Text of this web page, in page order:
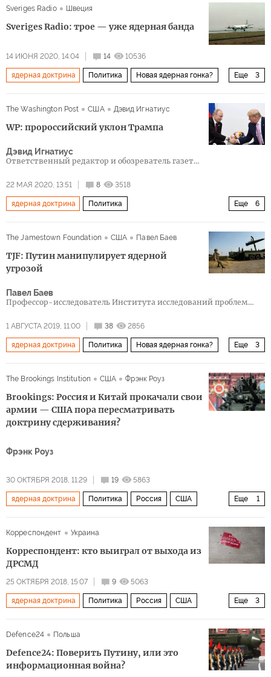
Sveriges Radio Швеция
Sveriges Radio: трое — уже ядерная банда
14 ИЮНЯ 2020, 14:04 14 10536
Еще 3
ядерная доктрина Политика Новая ядерная гонка?
The Washington Post
США Дэвид Игнатиус
WP: пророссийский уклон Трампа
Дэвид Игнатиус
Ответственный редактор и обозреватель газеты
22 МАЯ 2020, 13:51 8 3518
Еще 6
ядерная доктрина Политика
The Jamestown Foundation США Павел Баев
TJF: Путин манипулирует ядерной
угрозой
Павел Баев
Профессор-исследователь Института исследований проблем
1 АВГУСТА 2019, 11:00 38 2856
Еще 3
ядерная доктрина Политика Новая ядерная гонка?
Договор о ракетах средней и малой дальности (ДРСМД)
The Brookings Institution США Фрэнк Роуз
Brookings: Россия и Китай прокачали свои
армии — США пора пересматривать
доктрину сдерживания?
Фрэнк Роуз
30 ОКТЯБРЯ 2018, 11:29 19 5863
Еще 1
ядерная доктрина Политика Россия США
Корреспондент
Украина
Корреспондент: кто выиграл от выхода из
ДРСМД
25 ОКТЯБРЯ 2018, 15:07 9 5063
Еще 3
ядерная доктрина Политика Россия США
Defence24
Польша
Defence24: Поверить Путину, или это
информационная война?